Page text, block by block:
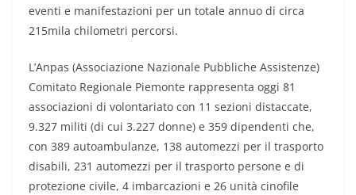
eventi e manifestazioni per un totale annuo di circa
215mila chilometri percorsi.
L’Anpas (Associazione Nazionale Pubbliche Assistenze)
Comitato Regionale Piemonte rappresenta oggi 81
associazioni di volontariato con 11 sezioni distaccate,
9.327 militi (di cui 3.227 donne) e 359 dipendenti che,
con 389 autoambulanze, 138 automezzi per il trasporto
disabili, 231 automezzi per il trasporto persone e di
protezione civile, 4 imbarcazioni e 26 unità cinofile